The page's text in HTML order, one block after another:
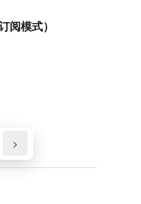
阅模式）
>